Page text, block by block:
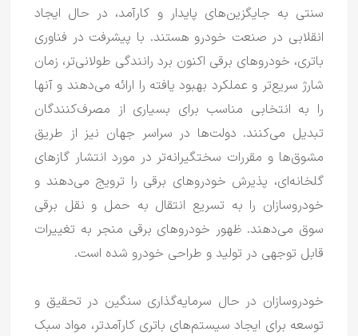
سنتی به جایگزین‌های پایدار و کارآمد، در حال ایجاد
انقلابی در صنعت خودرو هستند. با پیشرفت در فناوری
باتری، خودروهای برقی اکنون برد رانندگی طولانی‌تر، زمان
شارژ سریع‌تر و عملکرد بهبود یافته را ارائه می‌دهند و آنها
را به انتخابی مناسب برای بسیاری از مصرف‌کنندگان
تبدیل می‌کنند. دولت‌ها در سراسر جهان نیز از طریق
مشوق‌ها و مقررات سختگیرانه‌تر در مورد انتشار گازهای
گلخانه‌ای، پذیرش خودروهای برقی را ترویج می‌دهند و
خودروسازان را به تسریع انتقال به حمل و نقل برقی
سوق می‌دهند. ظهور خودروهای برقی منجر به تغییرات
قابل توجهی در تولید و طراحی خودرو شده است.
خودروسازان در حال سرمایه‌گذاری سنگین در تحقیق و
توسعه برای ایجاد سیستم‌های باتری کارآمدتر، مواد سبک